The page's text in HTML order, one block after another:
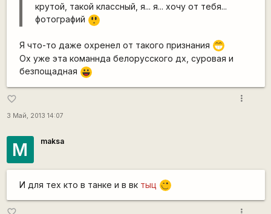
крутой, такой классный, я... я... хочу от тебя...
фотографий
=8
O
Я что-то даже охренел от такого признания ;D
Ох уже эта команнда белорусского дх, суровая и
безпощадная |-))
favorite_border
3 Май, 2013 14:07
more_vert
M maksa
И для тех кто в танке и в вк тыц ,-)
more_vert